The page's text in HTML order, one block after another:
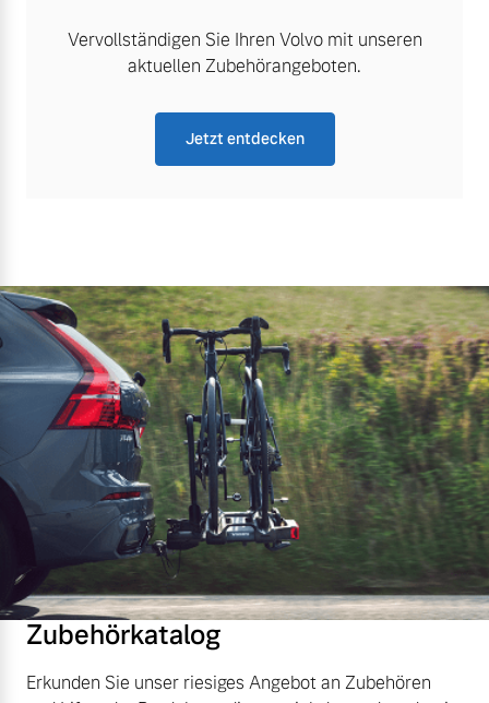
Vervollständigen Sie Ihren Volvo mit unseren
aktuellen Zubehörangeboten.
Jetzt entdecken
Zubehörkatalog
Erkunden Sie unser riesiges Angebot an Zubehören